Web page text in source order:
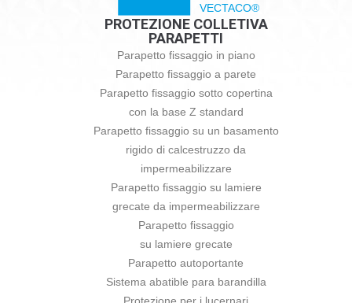
VECTACO®
PROTEZIONE COLLETIVA
PARAPETTI
Parapetto fissaggio in piano
Parapetto fissaggio a parete
Parapetto fissaggio sotto copertina
con la base Z standard
Parapetto fissaggio su un basamento
rigido di calcestruzzo da
impermeabilizzare
Parapetto fissaggio su lamiere
grecate da impermeabilizzare
Parapetto fissaggio
su lamiere grecate
Parapetto autoportante
Sistema abatible para barandilla
Protezione per i lucernari